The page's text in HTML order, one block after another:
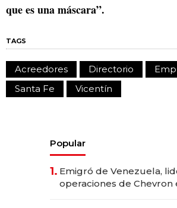
que es una máscara”.
TAGS
Acreedores Directorio
Santa Fe
Vicentín
Popular
1. Emigró de Venezuela,
operaciones de Chevron